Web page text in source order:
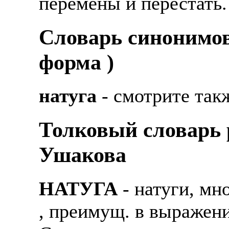
Cловарь
форма )
натуга - смотрите
Толковый словарь
Ушакова
НАТУГА - натуги,
, преимущ. в